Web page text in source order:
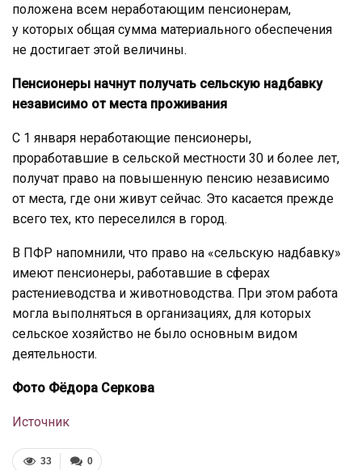
положена всем неработающим пенсионерам,
у которых общая сумма материального обеспечения
не достигает этой величины.
Пенсионеры начнут получать сельскую надбавку
независимо от места проживания
С 1 января неработающие пенсионеры,
проработавшие в сельской местности 30 и более лет,
получат право на повышенную пенсию независимо
от места, где они живут сейчас. Это касается прежде
всего тех, кто переселился в город.
В ПФР напомнили, что право на «сельскую надбавку»
имеют пенсионеры, работавшие в сферах
растениеводства и животноводства. При этом работа
могла выполняться в организациях, для которых
сельское хозяйство не было основным видом
деятельности.
Фото Фёдора Серкова
Источник
0
33